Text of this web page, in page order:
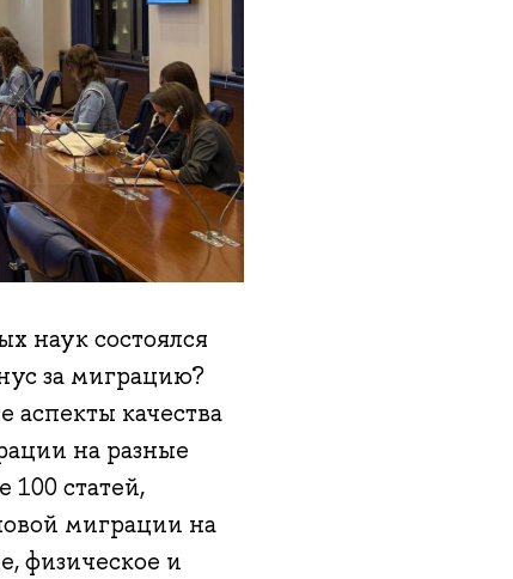
наук состоялся
за миграцию?
качества
на разные
100 статей,
миграции на
физическое и